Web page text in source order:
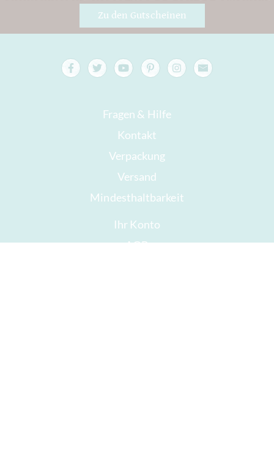
Zu den Gutscheinen
Fragen & Hilfe
Kontakt
Verpackung
Versand
Mindesthaltbarkeit
Ihr Konto
AGB